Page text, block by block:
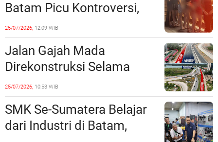
Batam Picu Kontroversi,
Dinilai Bermuatan Sensual
25/07/2026, 12:09 WIB
Jalan Gajah Mada
Direkonstruksi Selama
Empat Minggu, Ini Skema
Rekayasa Lalu Lintasnya
25/07/2026, 10:53 WIB
SMK Se-Sumatera Belajar
dari Industri di Batam,